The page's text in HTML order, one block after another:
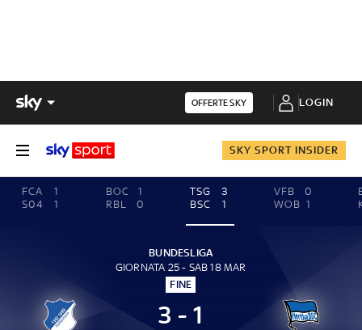
OFFERTE SKY LOGIN
SKY SPORT INSIDER
FCA
1
S04
1
BOC
1
RBL
0
TSG
3
BSC
1
VFB
0
WOB 1
BUNDESLIGA
GIORNATA 25 - SAB 18 MAR
FINE
3 - 1